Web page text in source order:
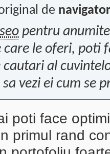
de
seo pentru
care le oferi, poti
cautari al
vezi ei cum se
poti face
primul rand